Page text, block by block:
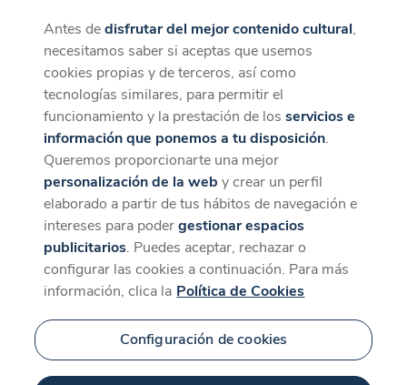
CaixaForum+
La mejor experiencia desde la App
Descargar
Antes dedisfrutar del mejor contenido cultural,
necesitamos saber si aceptas que usemos
cookies propias y de terceros, así como
tecnologías similares, para permitir el
funcionamiento y la prestación de losservicios e
información que ponemos a tu disposición.
Queremos proporcionarte una mejor
personalización de la web y crear un perfil
elaborado a partir de tus hábitos de navegación e
intereses para podergestionar espacios
publicitarios. Puedes aceptar, rechazar o
configurar las cookies a continuación. Para más
información, clica la Política de Cookies
Configuración de cookies